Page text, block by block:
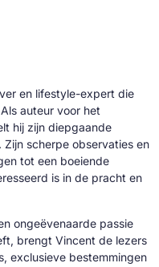
en lifestyle-expert die
auteur voor het
hij zijn diepgaande
scherpe observaties en
tot een boeiende
is in de pracht en
ongeëvenaarde passie
brengt Vincent de lezers
exclusieve bestemmingen